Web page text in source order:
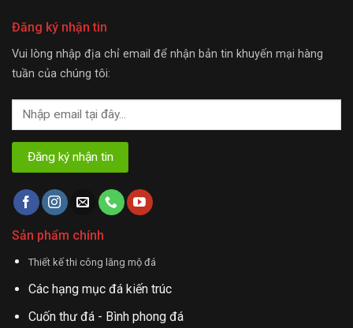
Đăng ký nhận tin
Vui lòng nhập địa chỉ email để nhận bản tin khuyến mại hàng
tuần của chúng tôi:
Sản phẩm chính
Thiết kế thi công lăng mộ đá
Các hạng mục đá kiến trúc
Cuốn thư đá - Bình phong đá